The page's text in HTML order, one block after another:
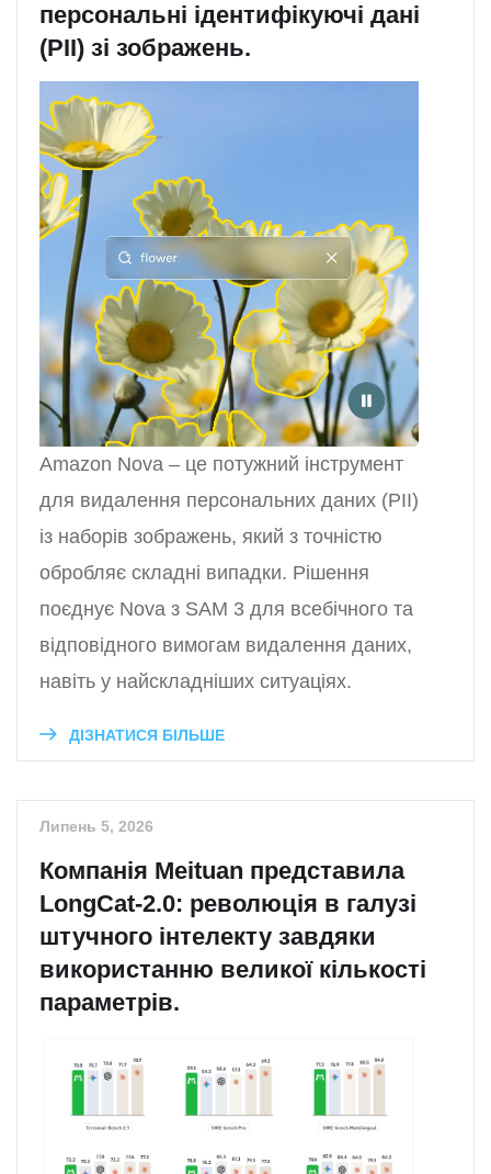
персональні ідентифікуючі дані
(PII) зі зображень.
Amazon Nova – це потужний інструмент
для видалення персональних даних (PII)
із наборів зображень, який з точністю
обробляє складні випадки. Рішення
поєднує Nova з SAM 3 для всебічного та
відповідного вимогам видалення даних,
навіть у найскладніших ситуаціях.
ДІЗНАТИСЯ БІЛЬШЕ
Липень 5, 2026
Компанія Meituan представила
LongCat-2.0: революція в галузі
штучного інтелекту завдяки
використанню великої кількості
параметрів.